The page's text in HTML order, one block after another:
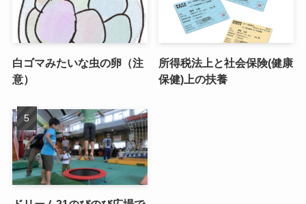
白ゴマみたいな虫の卵（注
意）
所得税法上と社会保険(健康
保健)上の扶養